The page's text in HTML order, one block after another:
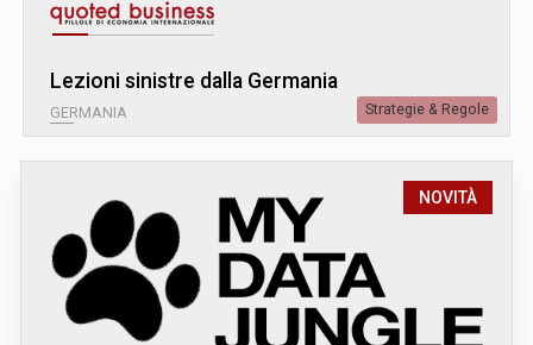
Lezioni sinistre dalla Germania
GERMANIA Strategie & Regole
NOVITÀ